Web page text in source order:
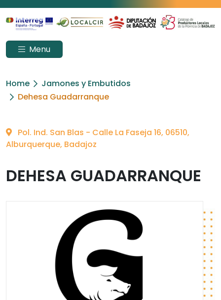
Menu
Home
Jamones y Embutidos
Dehesa Guadarranque
Pol. Ind. San Blas - Calle La Faseja 16, 06510,
Alburquerque, Badajoz
DEHESA GUADARRANQUE